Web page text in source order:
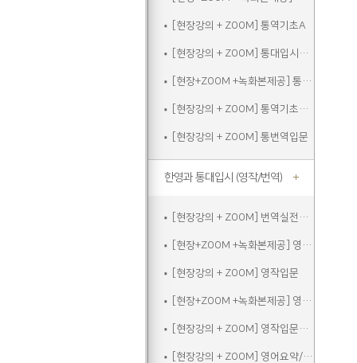
[현장강의 + ZOOM] 통역기초A
[현장강의 + ZOOM] 통대입시입문
[현장+ZOOM +녹화본제공] 통역기초주말
[현장강의 + ZOOM] 통역기초주말
[현장강의 + ZOOM] 통번역입문
한영과 통대입시 (영작/번역)
[현장강의 + ZOOM] 번역실전주말
[현장+ZOOM +녹화본제공] 영작입문
[현장강의 + ZOOM] 영작입문
[현장+ZOOM +녹화본제공] 영작입문주말
[현장강의 + ZOOM] 영작입문주말
[현장강의 + ZOOM] 영어요약/에세이쓰기